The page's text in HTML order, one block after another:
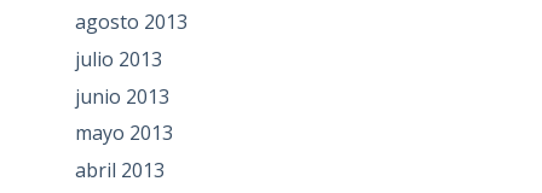
agosto 2013
julio 2013
junio 2013
mayo 2013
abril 2013